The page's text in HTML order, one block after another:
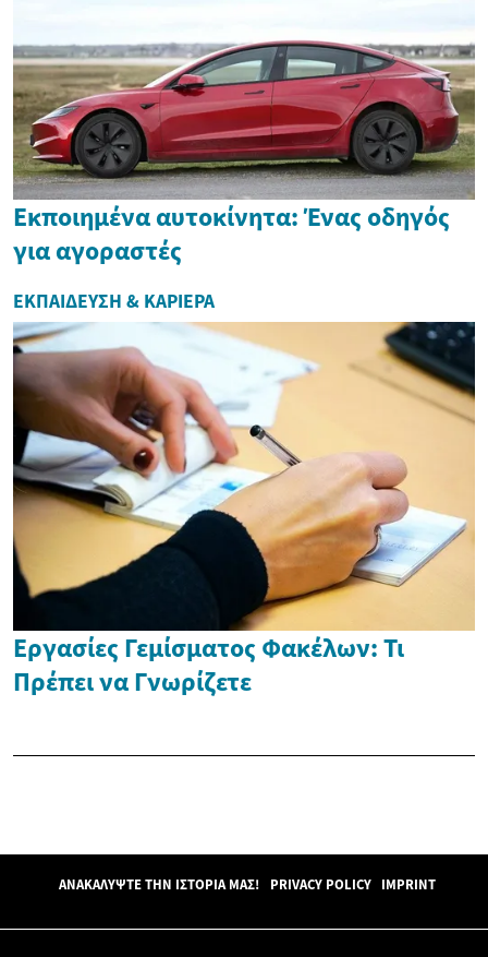
Εκποιημένα αυτοκίνητα: Ένας οδηγός
για αγοραστές
ΕΚΠΑΊΔΕΥΣΗ & ΚΑΡΙΈΡΑ
Εργασίες Γεμίσματος Φακέλων: Τι
Πρέπει να Γνωρίζετε
ΑΝΑΚΑΛΎΨΤΕ ΤΗΝ ΙΣΤΟΡΊΑ ΜΑΣ! PRIVACY POLICY IMPRINT